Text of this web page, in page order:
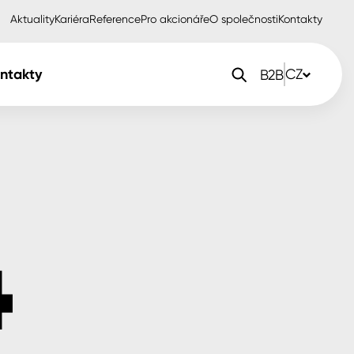
AktualityKariéraReferencePro akcionářeO společnostiKontakty
B2BCZ